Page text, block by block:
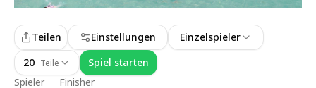
Spieler Finisher
Teilen Einstellungen
Einzelspieler
20 Teile Spiel starten